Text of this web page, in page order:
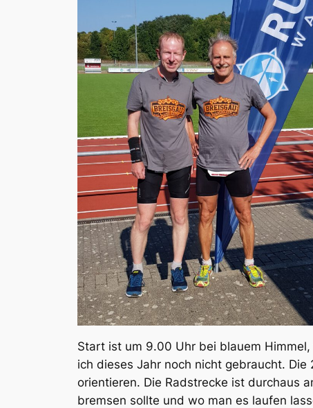
Start ist um 9.00 Uhr bei blauem
ich dieses Jahr noch nicht gebraucht.
orientieren. Die Radstrecke ist durchaus
bremsen sollte und wo man es laufen